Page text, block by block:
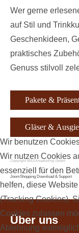
Wer gerne
auf Stil und
Geschenkideen,
praktisches
Genuss stilvoll
Pakete &
Gläser &
Copyright MAXXmarketing GmbH
JoomShopping Download & Support
Über uns
Wir benutzen
Wir nutzen Cookies
essenziell für den
helfen, diese
(Tracking Cookies).
Cookies zulassen
Ablehnung